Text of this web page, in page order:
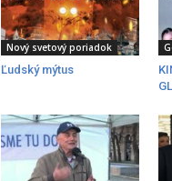
Nový svetový poriadok
Ľudský mýtus